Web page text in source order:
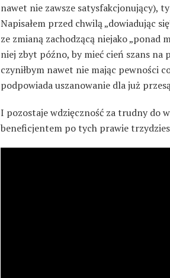
nawet nie zawsze satysfakcjonujący),
Napisałem przed chwilą „dowiadując
ze zmianą zachodzącą niejako „ponad
niej zbyt późno, by mieć cień szans na
czyniłbym nawet nie mając pewności
podpowiada uszanowanie dla już
I pozostaje wdzięczność za trudny do
beneficjentem po tych prawie